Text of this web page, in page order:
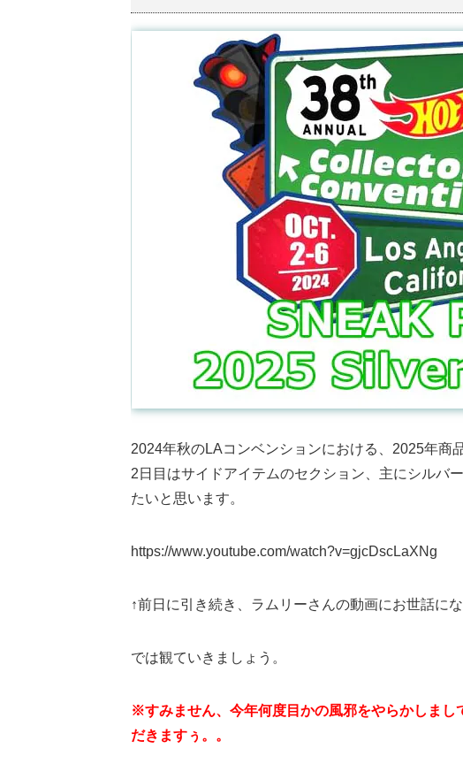
2024年秋のLAコンベンションにおける、2025年商
2日目はサイドアイテムのセクション、主にシルバ
たいと思います。
https://www.youtube.com/watch?v=gjcDscLaXNg
↑前日に引き続き、ラムリーさんの動画にお世話に
では観ていきましょう。
※すみません、今年何度目かの風邪をやらかしま
だきますぅ。。